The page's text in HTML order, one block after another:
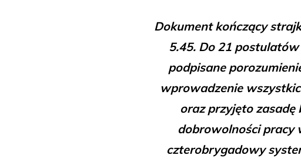
Dokument kończący
5.45. Do 21
podpisane
wprowadzenie
oraz przyjęto
dobrowolności pracy
czterobrygadowy